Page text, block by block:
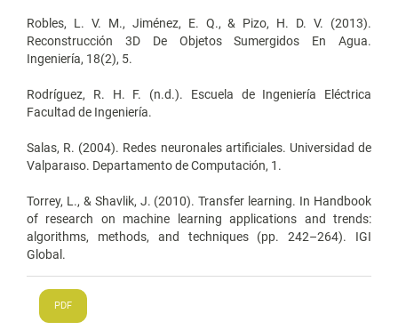
Robles, L. V. M., Jiménez, E. Q., & Pizo, H. D. V. (2013).
Reconstrucción 3D De Objetos Sumergidos En Agua.
Ingeniería, 18(2), 5.
Rodríguez, R. H. F. (n.d.). Escuela de Ingeniería Eléctrica
Facultad de Ingeniería.
Salas, R. (2004). Redes neuronales artificiales. Universidad de
Valparaıso. Departamento de Computación, 1.
Torrey, L., & Shavlik, J. (2010). Transfer learning. In Handbook
of research on machine learning applications and trends:
algorithms, methods, and techniques (pp. 242–264). IGI
Global.
PDF